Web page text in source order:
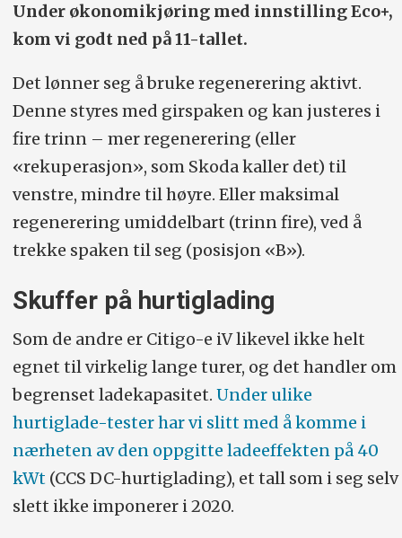
Under økonomikjøring med innstilling Eco+,
kom vi godt ned på 11-tallet.
Det lønner seg å bruke regenerering aktivt.
Denne styres med girspaken og kan justeres i
fire trinn – mer regenerering (eller
«rekuperasjon», som Skoda kaller det) til
venstre, mindre til høyre. Eller maksimal
regenerering umiddelbart (trinn fire), ved å
trekke spaken til seg (posisjon «B»).
Skuffer på hurtiglading
Som de andre er Citigo-e iV likevel ikke helt
egnet til virkelig lange turer, og det handler om
begrenset ladekapasitet. Under ulike
hurtiglade-tester har vi slitt med å komme i
nærheten av den oppgitte ladeeffekten på 40
kWt(CCS DC-hurtiglading), et tall som i seg selv
slett ikke imponerer i 2020.